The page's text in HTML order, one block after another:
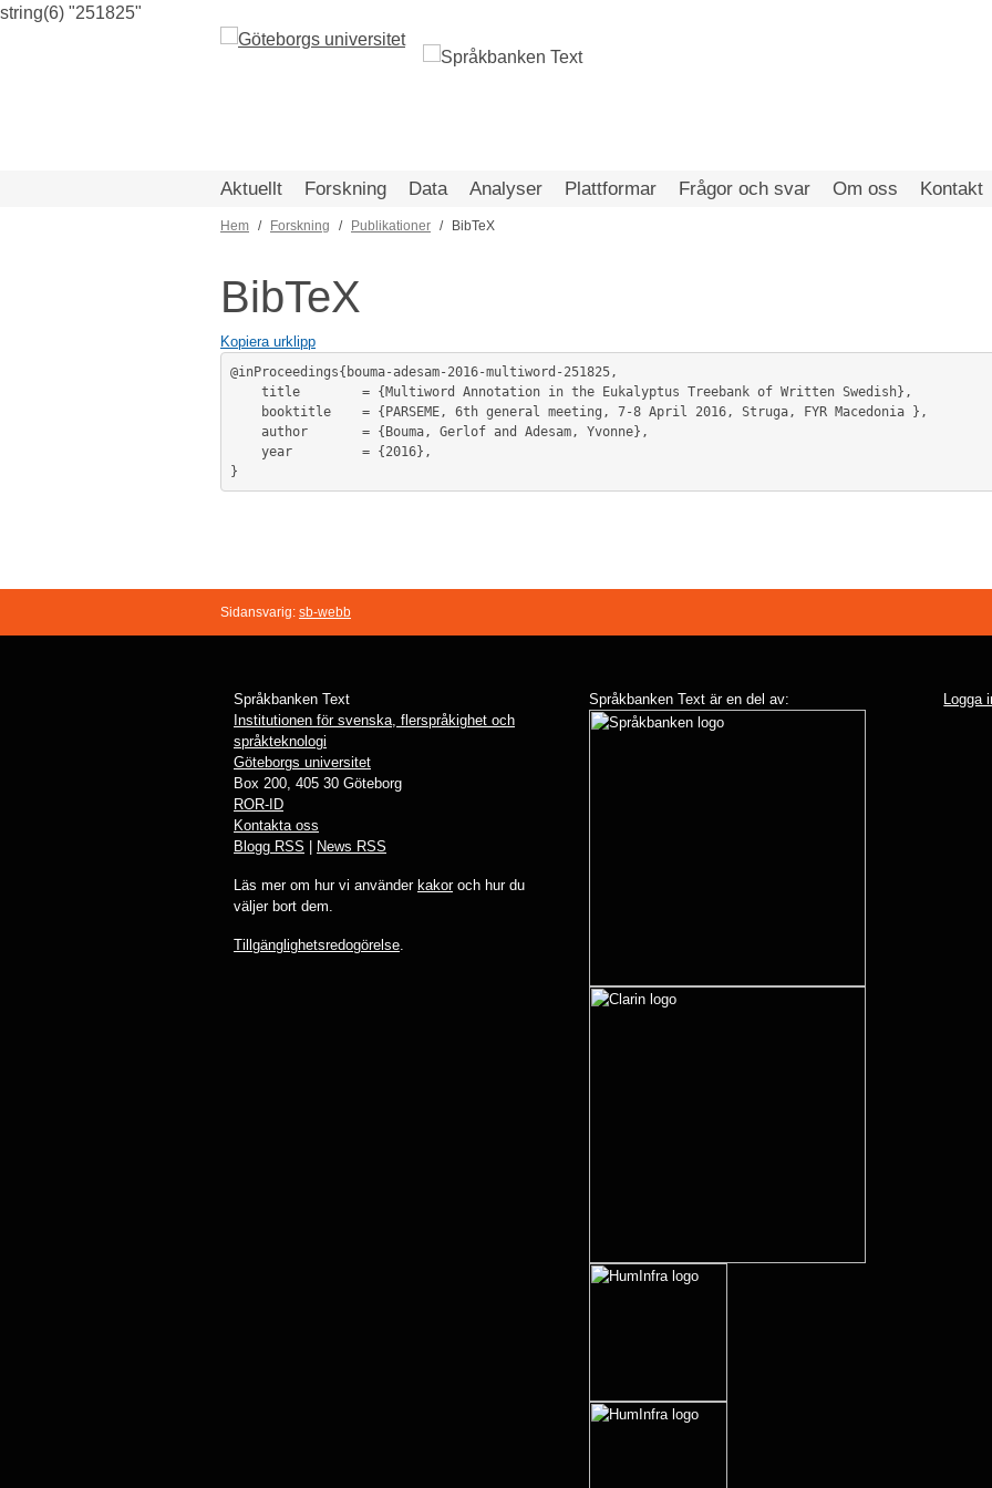
string(6) "251825"
Aktuellt Forskning Data Analyser Plattformar Frågor och svar Om oss Kontakt
Länkstig
Hem Forskning Publikationer BibTeX
BibTeX
Kopiera urklipp
@inProceedings{bouma-adesam-2016-multiword-251825,
Sidansvarig: sb-webb
Språkbanken Text
Institutionen för svenska, flerspråkighet och
språkteknologi
Göteborgs universitet
Box 200, 405 30 Göteborg
ROR-ID
Kontakta oss
Blogg RSS
News RSS
Läs mer om hur vi använder kakoroch hur du
väljer bort dem.
Tillgänglighetsredogörelse.
Språkbanken Text är en del av: Logga